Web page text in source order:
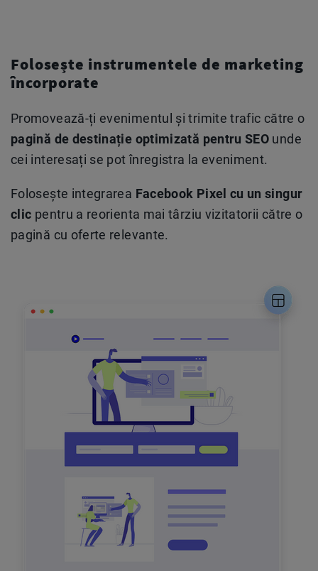
Folosește instrumentele de marketing
încorporate
Promovează-ți evenimentul și trimite trafic către o
pagină de destinație optimizată pentru SEO unde
cei interesați se pot înregistra la eveniment.
Folosește integrarea Facebook Pixel cu un singur
clic pentru a reorienta mai târziu vizitatorii către o
pagină cu oferte relevante.